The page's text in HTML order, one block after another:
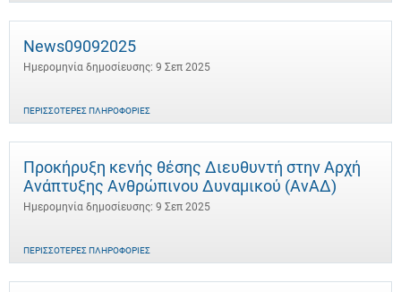
News09092025
Ημερομηνία δημοσίευσης: 9 Σεπ 2025
ΠΕΡΙΣΣΌΤΕΡΕΣ ΠΛΗΡΟΦΟΡΊΕΣ
Προκήρυξη κενής θέσης Διευθυντή στην Αρχή
Ανάπτυξης Ανθρώπινου Δυναμικού (ΑνΑΔ)
Ημερομηνία δημοσίευσης: 9 Σεπ 2025
ΠΕΡΙΣΣΌΤΕΡΕΣ ΠΛΗΡΟΦΟΡΊΕΣ